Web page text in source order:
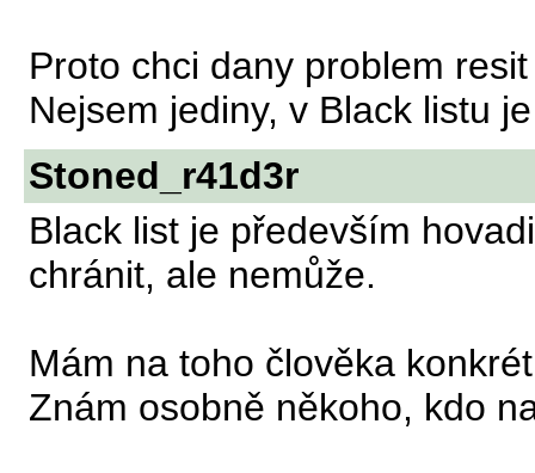
Proto chci dany problem
Nejsem jediny, v Black listu
Stoned_r41d3r
Black list je především
chránit, ale nemůže.
Mám na toho člověka
Znám osobně někoho, kdo